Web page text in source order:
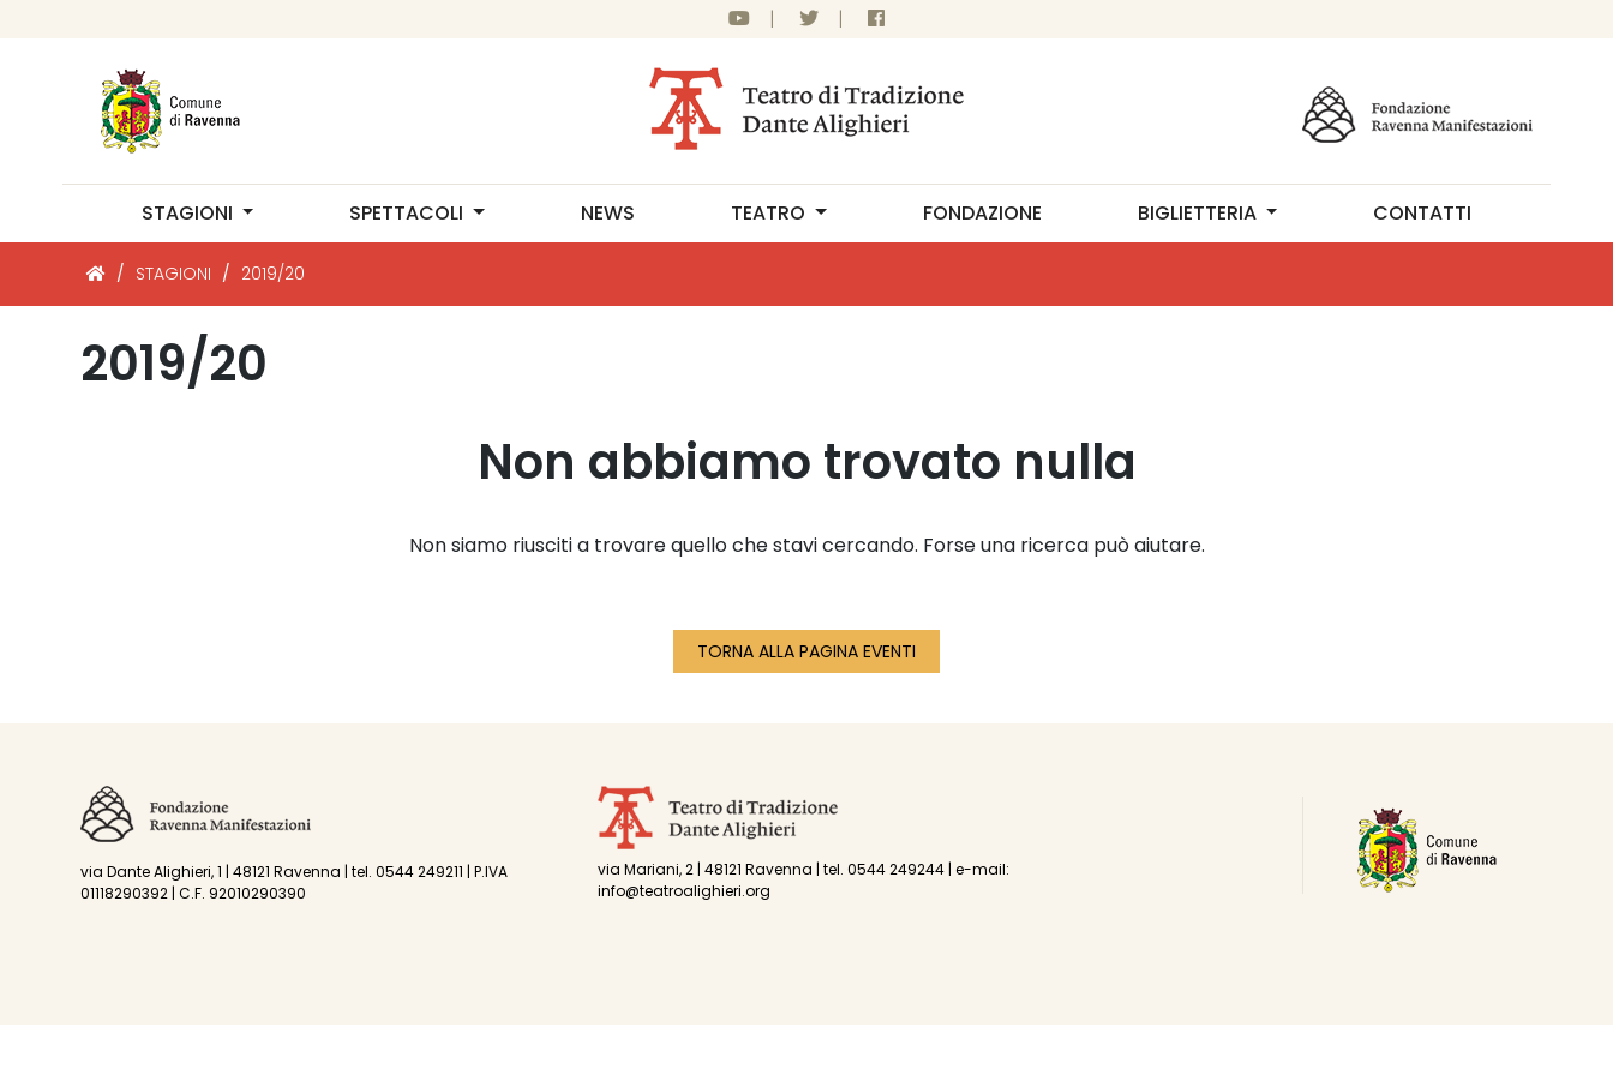
| |
STAGIONI SPETTACOLI NEWS TEATRO FONDAZIONE BIGLIETTERIA CONTATTI
/ STAGIONI / 2019/20
2019/20
Non abbiamo trovato nulla
Non siamo riusciti a trovare quello che stavi cercando. Forse una ricerca può aiutare.
TORNA ALLA PAGINA EVENTI
via Dante Alighieri, 1 | 48121 Ravenna | tel. 0544 249211 | P.IVA
01118290392 | C.F. 92010290390
via Mariani, 2 | 48121 Ravenna | tel. 0544 249244 | e-mail:
info@teatroalighieri.org